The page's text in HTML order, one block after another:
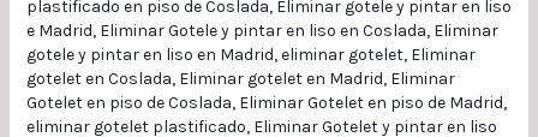
plastificado en piso de Coslada, Eliminar gotele y pintar en liso
e Madrid, Eliminar Gotele y pintar en liso en Coslada, Eliminar
gotele y pintar en liso en Madrid,eliminar gotelet, Eliminar
gotelet en Coslada, Eliminar gotelet en Madrid, Eliminar
Gotelet en piso de Coslada, Eliminar Gotelet en piso de Madrid,
eliminar gotelet plastificado, Eliminar Gotelet y pintar en liso